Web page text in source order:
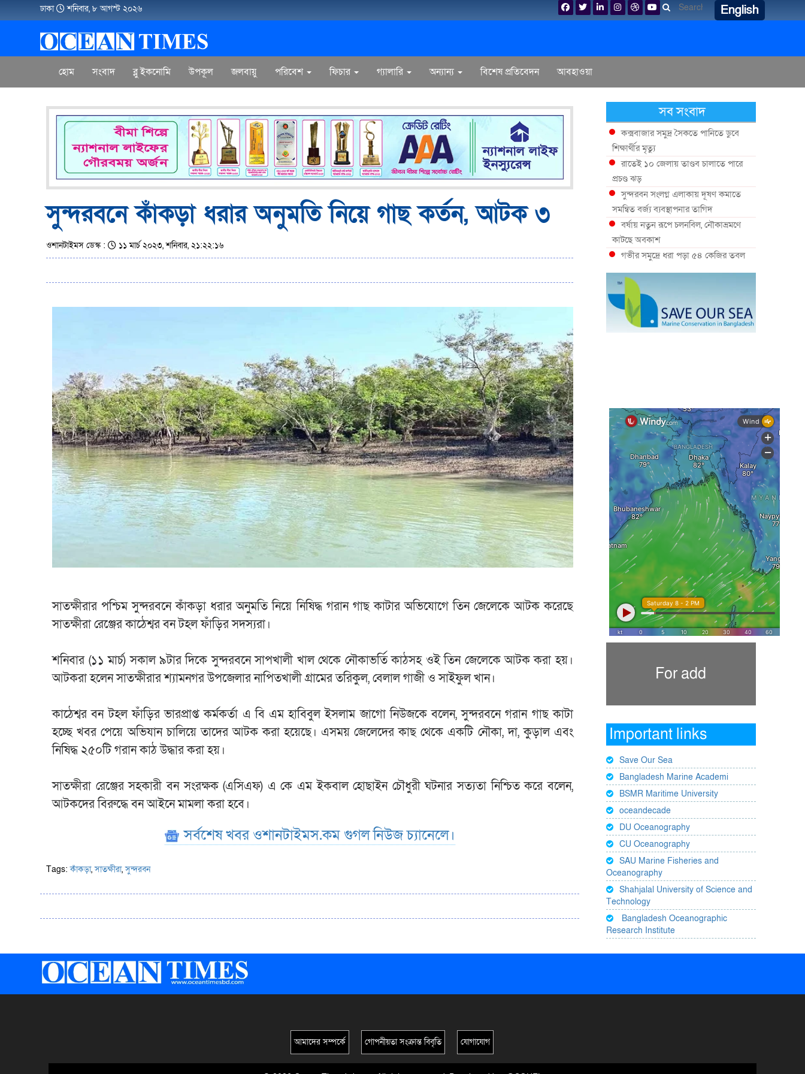
ঢাকা শনিবার, ৮ আগস্ট ২০২৬ English
হোম সংবাদ ব্লু ইকনোমি উপকূল জলবায়ু পরিবেশ ফিচার গ্যালারি অন্যান্য বিশেষ প্রতিবেদন আবহাওয়া
সুন্দরবনে কাঁকড়া ধরার অনুমতি নিয়ে গাছ কর্তন, আটক ৩
ওশানটাইমস ডেস্ক : ১১ মার্চ ২০২৩, শনিবার, ২১:২২:১৬
সাতক্ষীরার পশ্চিম সুন্দরবনে কাঁকড়া ধরার অনুমতি নিয়ে নিষিদ্ধ গরান গাছ কাটার অভিযোগে তিন জেলেকে আটক করেছে
সাতক্ষীরা রেঞ্জের কাঠেশ্বর বন টহল ফাঁড়ির সদস্যরা।
শনিবার (১১ মার্চ) সকাল ৯টার দিকে সুন্দরবনে সাপখালী খাল থেকে নৌকাভর্তি কাঠসহ ওই তিন জেলেকে আটক করা হয়।
আটকরা হলেন সাতক্ষীরার শ্যামনগর উপজেলার নাপিতখালী গ্রামের তরিকুল, বেলাল গাজী ও সাইফুল খান।
কাঠেশ্বর বন টহল ফাঁড়ির ভারপ্রাপ্ত কর্মকর্তা এ বি এম হাবিবুল ইসলাম জাগো নিউজকে বলেন, সুন্দরবনে গরান গাছ কাটা
হচ্ছে খবর পেয়ে অভিযান চালিয়ে তাদের আটক করা হয়েছে। এসময় জেলেদের কাছ থেকে একটি নৌকা, দা, কুড়াল এবং
নিষিদ্ধ ২৫০টি গরান কাঠ উদ্ধার করা হয়।
সাতক্ষীরা রেঞ্জের সহকারী বন সংরক্ষক (এসিএফ) এ কে এম ইকবাল হোছাইন চৌধুরী ঘটনার সত্যতা নিশ্চিত করে বলেন,
আটকদের বিরুদ্ধে বন আইনে মামলা করা হবে।
সর্বশেষ খবর ওশানটাইমস.কম গুগল নিউজ চ্যানেলে।
Tags:কাঁকড়া,সাতক্ষীরা,সুন্দরবন
সব সংবাদ
কক্সবাজার সমুদ্র সৈকতে পানিতে ডুবে
শিক্ষার্থীর মৃত্যু
রাতেই ১০ জেলায় তাণ্ডব চালাতে পারে
প্রচণ্ড ঝড়
সুন্দরবন সংলগ্ন এলাকায় দূষণ কমাতে
সমন্বিত বর্জ্য ব্যবস্থাপনার তাগিদ
বর্ষায় নতুন রূপে চলনবিল, নৌকাভ্রমণে
কাটছে অবকাশ
গভীর সমুদ্রে ধরা পড়া ৫৪ কেজির তবল
মাছ
কক্সবাজারে প্যারাসেইলিংয়ে নিরাপত্তা ঝুঁকি,
নেই স্থায়ী পদক্ষেপ
১৩ জেলায় ঝোড়ো হাওয়া-বজ্রবৃষ্টির শঙ্কা,
নদীবন্দরে ১ নম্বর সতর্কসংকেত
একাধিক লঘুচাপের শঙ্কা
For add
Important links
Save Our Sea
Bangladesh Marine Academi
BSMR Maritime University
oceandecade
DU Oceanography
CU Oceanography
SAU Marine Fisheries and
Oceanography
Shahjalal University of Science and
Technology
Bangladesh Oceanographic
Research Institute
আমাদের সম্পর্কে গোপনীয়তা সংক্রান্ত বিবৃতি যোগাযোগ